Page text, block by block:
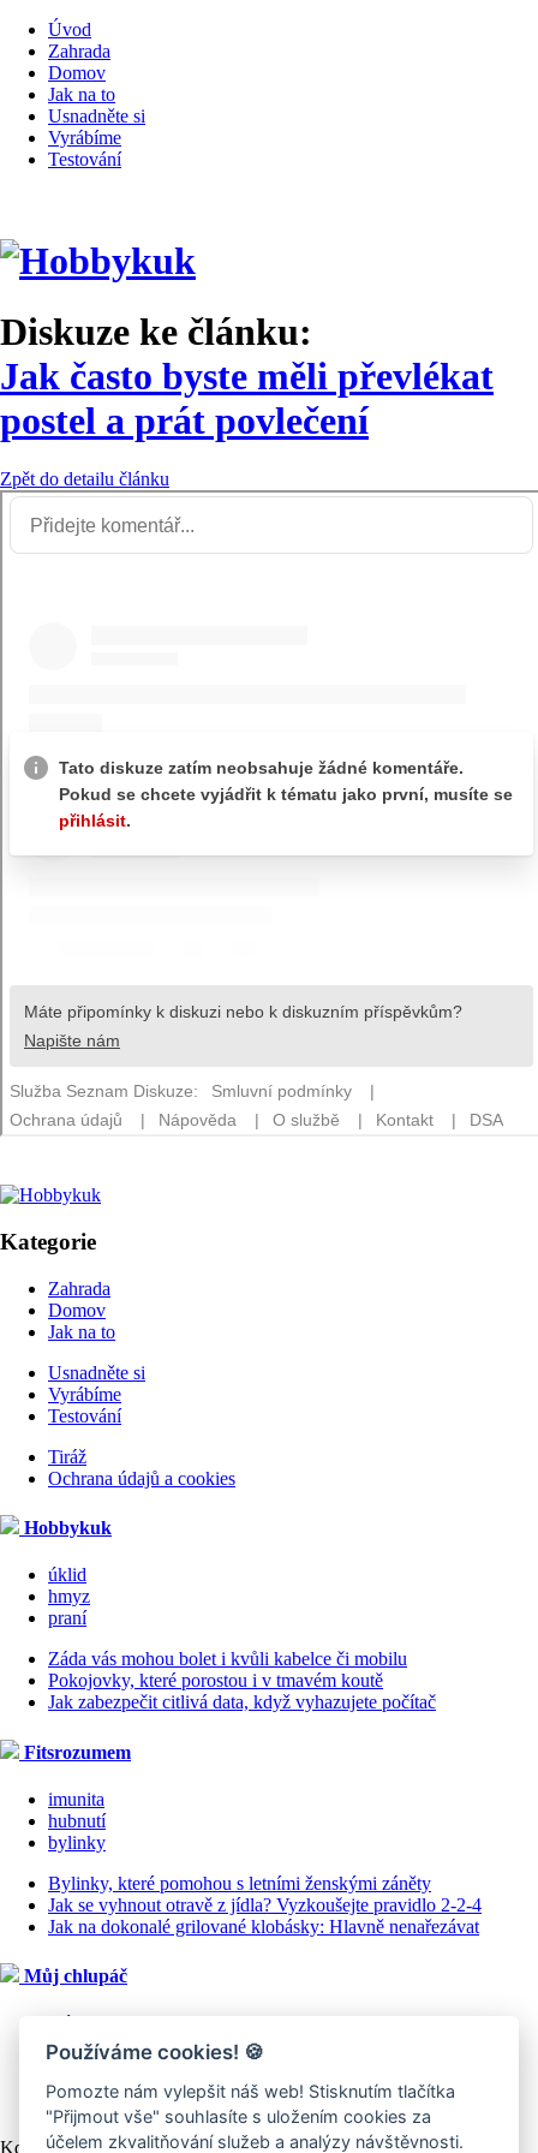
Úvod
Zahrada
Domov
Jak na to
Usnadněte si
Vyrábíme
Testování
Diskuze ke článku:
Jak často byste měli převlékat
postel a prát povlečení
Zpět do detailu článku
Kategorie
Zahrada
Domov
Jak na to
Usnadněte si
Vyrábíme
Testování
Tiráž
Ochrana údajů a cookies
Hobbykuk
úklid
hmyz
praní
Záda vás mohou bolet i kvůli kabelce či mobilu
Pokojovky, které porostou i v tmavém koutě
Jak zabezpečit citlivá data, když vyhazujete počítač
Fitsrozumem
imunita
hubnutí
bylinky
Bylinky, které pomohou s letními ženskými záněty
Jak se vyhnout otravě z jídla? Vyzkoušejte pravidlo 2-2-4
Jak na dokonalé grilované klobásky: Hlavně nenařezávat
Můj chlupáč
psí plemena
Zima za dveřmi: Jak ji usnadnit zvířátkům nejen v lese
Azavak je nezávislý elegán, který miluje pohyb
Korat je bystrá kočička, co se ráda učí nové kousky
Kde bydlí naše IČO: INTERTEAM, spol. s r.o., Za Karlínským
Používáme cookies! 🍪
Pomozte nám vylepšit náš web! Stisknutím tlačítka
"Přijmout vše" souhlasíte s uložením cookies za
účelem zkvalitňování služeb a analýzy návštěvnosti.